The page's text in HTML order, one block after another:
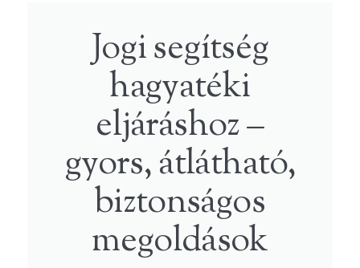
Jogi segítség
hagyatéki
eljáráshoz –
gyors, átlátható,
biztonságos
megoldások